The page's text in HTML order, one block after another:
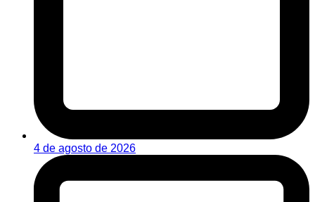
4 de agosto de 2026